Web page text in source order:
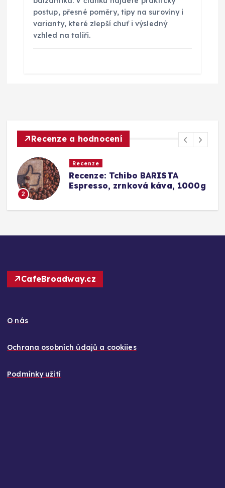
postup, přesné poměry, tipy na suroviny i
varianty, které zlepší chuť i výsledný
vzhled na talíři.
Recenze a hodnocení
3
Recenze
Srovnání a recenze: Tchibo
Barista Caffè Crema vs.
CafeBroadway.cz
O nás
Ochrana osobních údajů a cookiies
Podmínky užití